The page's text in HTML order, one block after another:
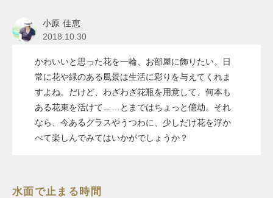
小原 佳恵
2018.10.30
かわいいと思った花を一輪、お部屋に飾りたい。日
常に花や緑のある風景は生活に彩りを与えてくれま
すよね。だけど、わざわざ花瓶を用意して、何本も
ある花束を活けて……とまではちょっと億劫。それ
なら、今あるグラスやうつわに、少しだけ花を浮か
べて楽しんでみてはいかがでしょうか？
水面で止まる時間